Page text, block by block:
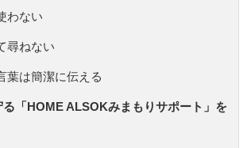
わない
尋ねない
葉は簡潔に伝える
「HOME ALSOKみまもりサポート」を